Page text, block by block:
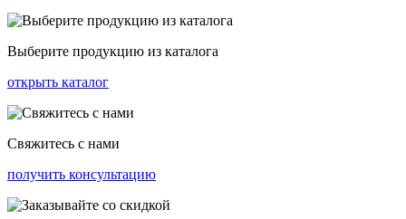
Выберите продукцию из каталога
открыть каталог
Свяжитесь с нами
получить консультацию